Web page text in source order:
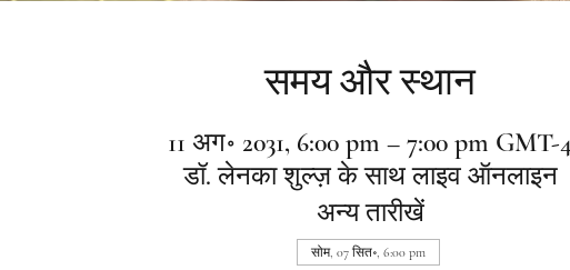
समय और स्थान
11 अग॰ 2031, 6:00 pm – 7:00 pm GMT-4
डॉ. लेनका शुल्ज़ के साथ लाइव ऑनलाइन
अन्य तारीखें
सोम, 07 सित॰, 6:00 pm